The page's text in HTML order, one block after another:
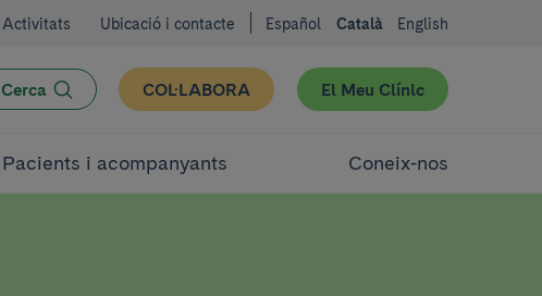
Activitats Ubicació i contacte Español Català English
Cerca COL·LABORA El Meu Clínic
Pacients i acompanyants Coneix-nos